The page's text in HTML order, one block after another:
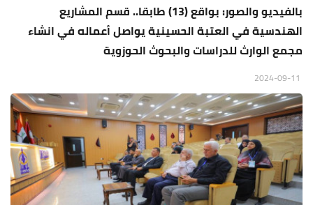
بالفيديو والصور: بواقع (13) طابقا.. قسم المشاريع
الهندسية في العتبة الحسينية يواصل أعماله في انشاء
مجمع الوارث للدراسات والبحوث الحوزوية